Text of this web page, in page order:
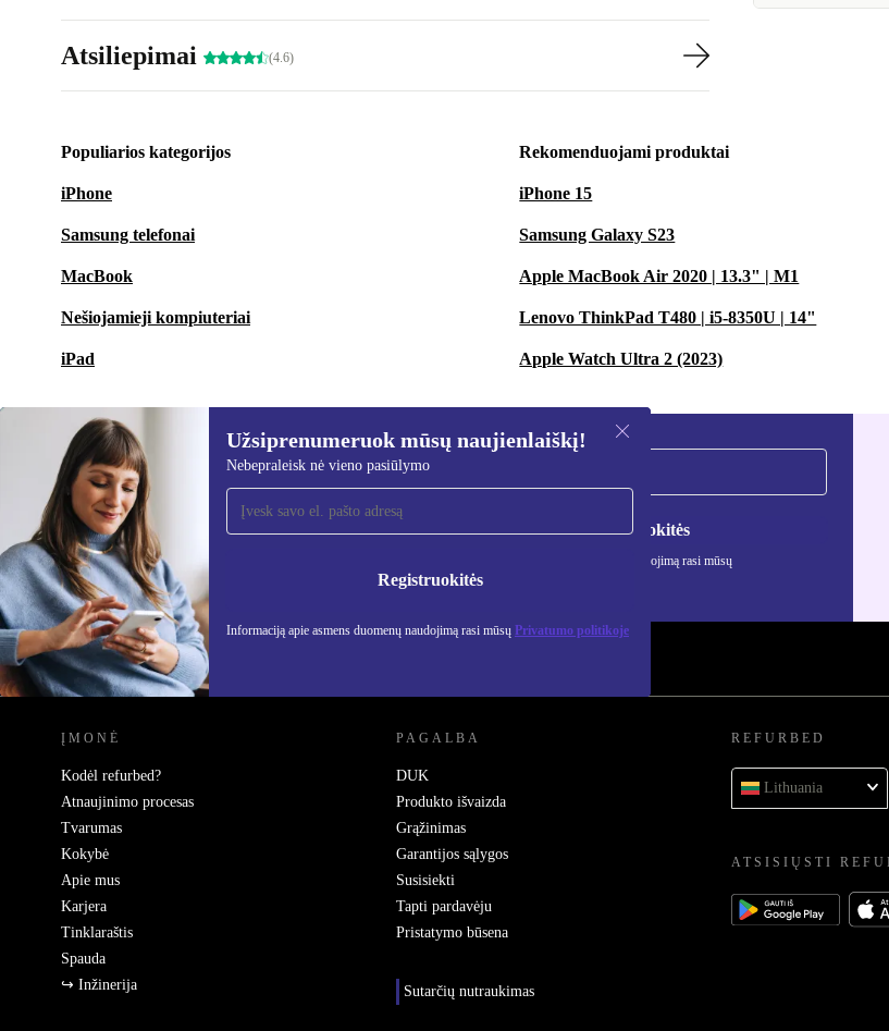
Atsiliepimai (4.6)
Populiarios kategorijos
iPhone
Samsung telefonai
MacBook
Nešiojamieji kompiuteriai
iPad
Rekomenduojami produktai
iPhone 15
Samsung Galaxy S23
Apple MacBook Air 2020 | 13.3" | M1
Lenovo ThinkPad T480 | i5-8350U | 14"
Apple Watch Ultra 2 (2023)
Užsiprenumeruok mūsų naujienlaiškį!
Nebepraleisk nė vieno pasiūlymo
Registruokitės
Informaciją apie asmens duomenų naudojimą rasi mūsų Privatumo politikoje
Užsiprenumeruok mūsų
naujienlaiškį!
Nebepraleisk nė vieno pasiūlymo.
Registruokitės
Informaciją apie asmens duomenų naudojimą rasi mūsų
Privatumo politikoje
REFURBED LIETUVA - RETHINK NEW.
ĮMONĖ
Kodėl refurbed?
Atnaujinimo procesas
Tvarumas
Kokybė
Apie mus
Karjera
Tinklaraštis
Spauda
↪ Inžinerija
PAGALBA
DUK
Produkto išvaizda
Grąžinimas
Garantijos sąlygos
Susisiekti
Tapti pardavėju
Pristatymo būsena
Sutarčių nutraukimas
REFURBED
Lithuania
ATSISIŲSTI